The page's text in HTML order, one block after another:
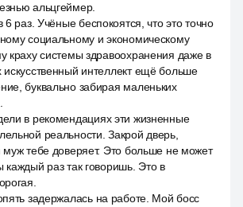
альцгеймер.
6 раз. Учёные беспокоятся, что это точно
социальному и экономическому
краху системы здравоохранения даже в
искусственный интеллект ещё больше
буквально забирая маленьких
в рекомендациях эти жизненные
реальности. Закрой дверь,
муж тебе доверяет. Это больше не может
каждый раз так говоришь. Это в
задержалась на работе. Мой босс